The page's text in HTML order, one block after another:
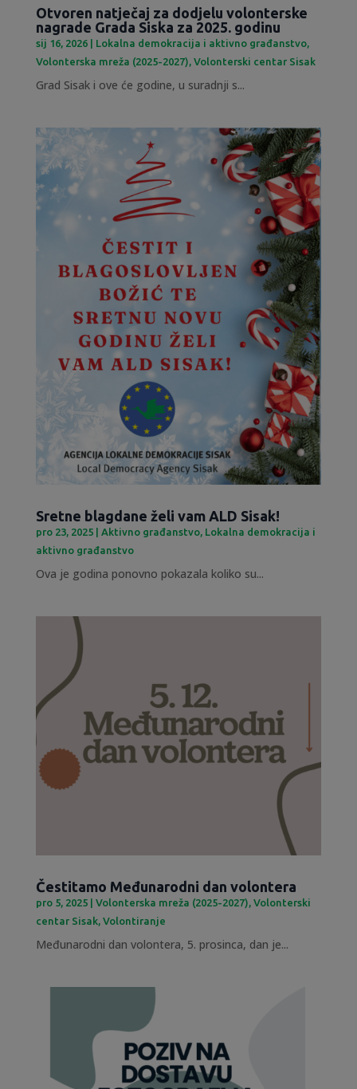
Otvoren natječaj za dodjelu volonterske
nagrade Grada Siska za 2025. godinu
sij 16, 2026| Lokalna demokracija i aktivno građanstvo,
Volonterska mreža (2025-2027), Volonterski centar Sisak
Grad Sisak i ove će godine, u suradnji s...
Sretne blagdane želi vam ALD Sisak!
pro 23, 2025| Aktivno građanstvo, Lokalna demokracija i
aktivno građanstvo
Ova je godina ponovno pokazala koliko su...
Čestitamo Međunarodni dan volontera
pro 5, 2025| Volonterska mreža (2025-2027), Volonterski
centar Sisak, Volontiranje
Međunarodni dan volontera, 5. prosinca, dan je...